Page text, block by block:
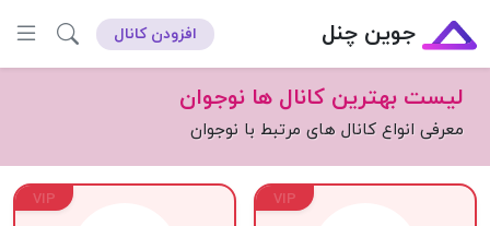
جوین چنل افزودن کانال
لیست بهترین کانال ها نوجوان
معرفی انواع کانال های مرتبط با نوجوان
VIP
VIP